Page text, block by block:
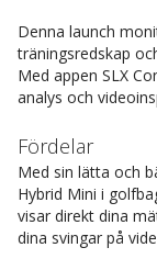
Denna launch
träningsredskap
Med appen SLX
analys och
Fördelar
Med sin lätta och
Hybrid Mini i
visar direkt dina
dina svingar på